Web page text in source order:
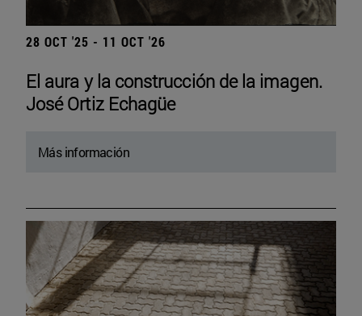
28 OCT '25 - 11 OCT '26
El aura y la construcción de la imagen.
José Ortiz Echagüe
Más información